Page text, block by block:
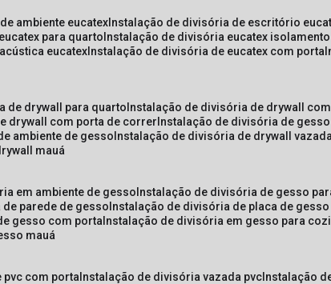
ambiente eucatex instalação de divisória de escritório
para quarto instalação de divisória eucatex
eucatex instalação de divisória de eucatex com porta
de drywall para quarto instalação de divisória de drywall
drywall com porta de correr instalação de divisória de
ambiente de gesso instalação de divisória de drywall vazada
mauá
em ambiente de gesso instalação de divisória de gesso
parede de gesso instalação de divisória de placa de gesso
gesso com porta instalação de divisória em gesso para
mauá
pvc com porta instalação de divisória vazada pvc instalação